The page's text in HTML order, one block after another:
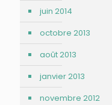
juin 2014
octobre 2013
août 2013
janvier 2013
novembre 2012